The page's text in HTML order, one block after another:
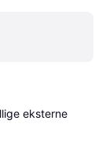
eksterne